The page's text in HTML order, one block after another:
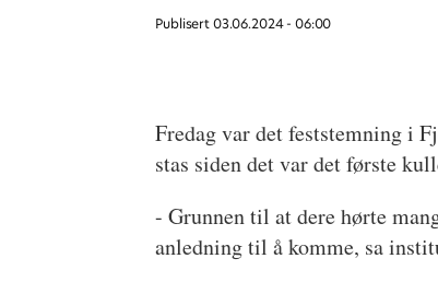
Publisert 03.06.2024 - 06:00
Fredag var det feststemning i
stas siden det var det første
- Grunnen til at dere hørte
anledning til å komme, sa